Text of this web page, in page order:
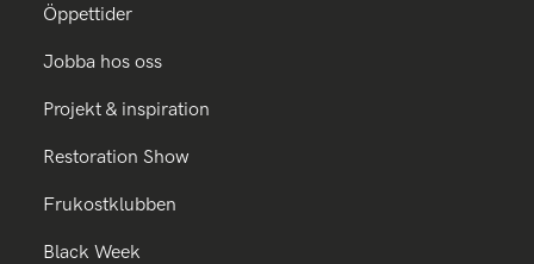
Öppettider
Jobba hos oss
Projekt & inspiration
Restoration Show
Frukostklubben
Black Week